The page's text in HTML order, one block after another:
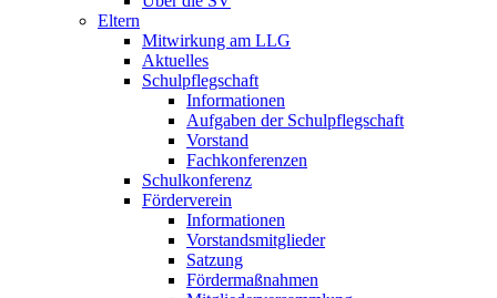
Eltern
Mitwirkung am LLG
Aktuelles
Schulpflegschaft
Informationen
Aufgaben der Schulpflegschaft
Vorstand
Fachkonferenzen
Schulkonferenz
Förderverein
Informationen
Vorstandsmitglieder
Satzung
Fördermaßnahmen